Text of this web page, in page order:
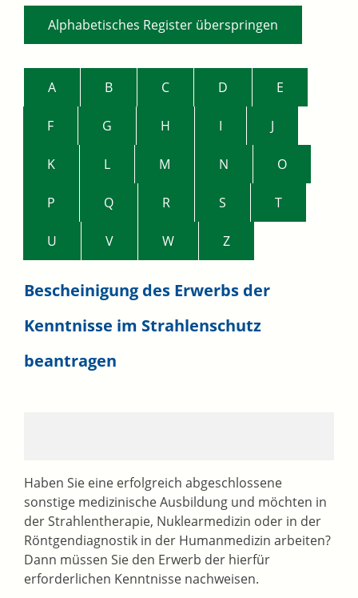
Alphabetisches Register überspringen
A B C D E
F G H I J
K L M N O
P Q R S T
U V W Z
Bescheinigung des Erwerbs der
Kenntnisse im Strahlenschutz
beantragen
Haben Sie eine erfolgreich abgeschlossene
sonstige medizinische Ausbildung und möchten in
der Strahlentherapie, Nuklearmedizin oder in der
Röntgendiagnostik in der Humanmedizin arbeiten?
Dann müssen Sie den Erwerb der hierfür
erforderlichen Kenntnisse nachweisen.